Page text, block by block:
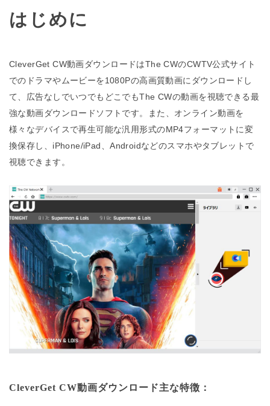
はじめに
CleverGet CW動画ダウンロードはThe CWのCWTV公式サイト
でのドラマやムービーを1080Pの高画質動画にダウンロードし
て、広告なしでいつでもどこでもThe CWの動画を視聴できる最
強な動画ダウンロードソフトです。また、オンライン動画を
様々なデバイスで再生可能な汎用形式のMP4フォーマットに変
換保存し、iPhone/iPad、Androidなどのスマホやタブレットで
視聴できます。
CleverGet CW動画ダウンロード主な特徴：